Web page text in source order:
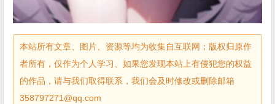
本站所有文章、图片、资源等均为收集自互联网；版权归原作
者所有，仅作为个人学习、如果您发现本站上有侵犯您的权益
的作品，请与我们取得联系，我们会及时修改或删除邮箱
358797271@qq.com